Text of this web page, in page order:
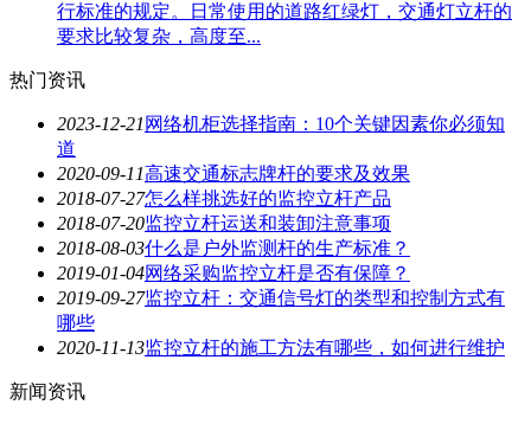
行标准的规定。日常使用的道路红绿灯，交通灯立杆的
要求比较复杂，高度至...
热门资讯
2023-12-21 网络机柜选择指南：10个关键因素你必须知
道
2020-09-11高速交通标志牌杆的要求及效果
2018-07-27怎么样挑选好的监控立杆产品
2018-07-20监控立杆运送和装卸注意事项
2018-08-03什么是户外监测杆的生产标准？
2019-01-04网络采购监控立杆是否有保障？
2019-09-27监控立杆：交通信号灯的类型和控制方式有
哪些
2020-11-13监控立杆的施工方法有哪些，如何进行维护
新闻资讯